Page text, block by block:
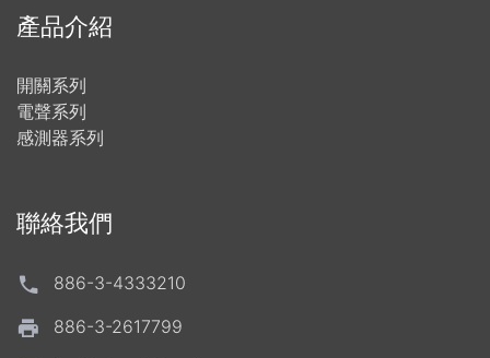
產品介紹
開關系列
電聲系列
感測器系列
聯絡我們
886-3-4333210
886-3-2617799